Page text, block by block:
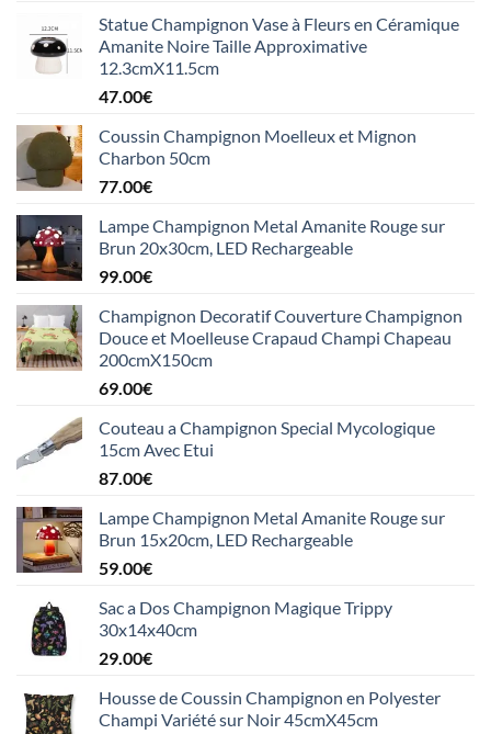
Statue Champignon Vase à Fleurs en Céramique
Amanite Noire Taille Approximative
12.3cmX11.5cm
47.00€
Coussin Champignon Moelleux et Mignon
Charbon 50cm
77.00€
Lampe Champignon Metal Amanite Rouge sur
Brun 20x30cm, LED Rechargeable
99.00€
Champignon Decoratif Couverture Champignon
Douce et Moelleuse Crapaud Champi Chapeau
200cmX150cm
69.00€
Couteau a Champignon Special Mycologique
15cm Avec Etui
87.00€
Lampe Champignon Metal Amanite Rouge sur
Brun 15x20cm, LED Rechargeable
59.00€
Sac a Dos Champignon Magique Trippy
30x14x40cm
29.00€
Housse de Coussin Champignon en Polyester
Champi Variété sur Noir 45cmX45cm